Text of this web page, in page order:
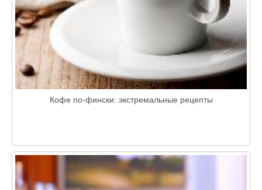
Кофе по-фински: экстремальные рецепты